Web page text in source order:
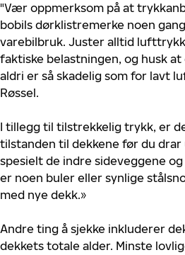
"Vær oppmerksom på at
bobils dørklistremerke noen
varebilbruk. Juster alltid
faktiske belastningen, og husk
aldri er så skadelig som for lavt
Røssel.
I tillegg til tilstrekkelig trykk, er
tilstanden til dekkene før du drar
spesielt de indre sideveggene
er noen buler eller synlige
med nye dekk.»
Andre ting å sjekke inkluderer
dekkets totale alder. Minste